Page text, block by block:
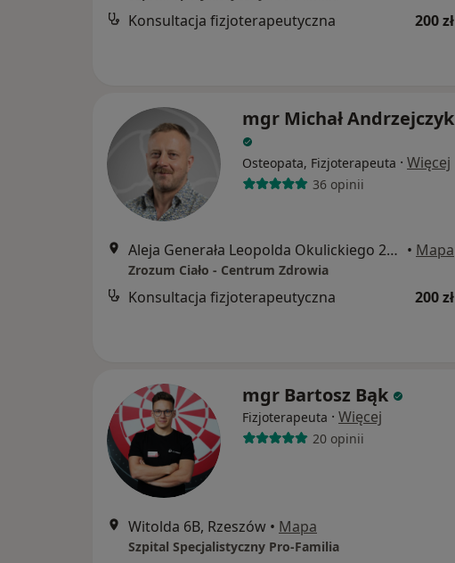
Konsultacja fizjoterapeutyczna 200 zł
mgr Michał Andrzejczyk
Osteopata, Fizjoterapeuta · Więcej
36 opinii
Aleja Generała Leopolda Okulickiego 20 Lokal b12, Rzeszów • Mapa
Zrozum Ciało - Centrum Zdrowia
Konsultacja fizjoterapeutyczna 200 zł
mgr Bartosz Bąk
Fizjoterapeuta · Więcej
20 opinii
Witolda 6B, Rzeszów • Mapa
Szpital Specjalistyczny Pro-Familia